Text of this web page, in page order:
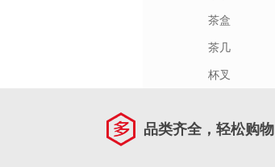
茶盒
茶几
杯叉
品类齐全，轻松购物